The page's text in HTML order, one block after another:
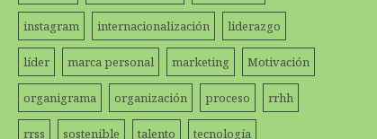
instagram internacionalización liderazgo
líder marca personal marketing Motivación
organigrama organización proceso rrhh
rrss sostenible talento tecnología